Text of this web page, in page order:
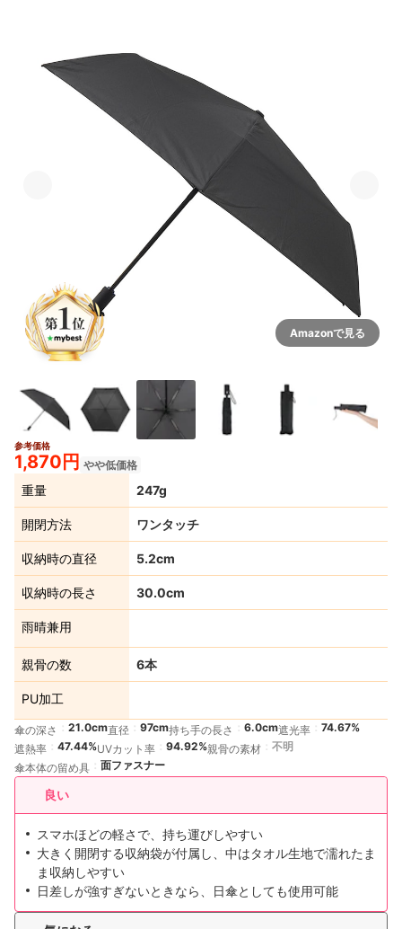
Amazonで見る
参考価格
1,870円 やや低価格
重量 247g
開閉方法 ワンタッチ
収納時の直径 5.2cm
収納時の長さ 30.0cm
雨晴兼用
親骨の数 6本
PU加工
傘の深さ 21.0cm直径 97cm持ち手の長さ 6.0cm遮光率
74.67%
遮熱率
47.44%UVカット率 94.92%親骨の素材
不明
傘本体の留め具
面ファスナー
良い
スマホほどの軽さで、持ち運びしやすい
大きく開閉する収納袋が付属し、中はタオル生地で濡れたま
ま収納しやすい
日差しが強すぎないときなら、日傘としても使用可能